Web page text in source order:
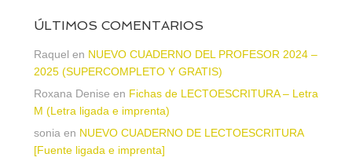
ÚLTIMOS COMENTARIOS
Raquel en NUEVO CUADERNO DEL PROFESOR 2024 –
2025 (SUPERCOMPLETO Y GRATIS)
Roxana Denise en Fichas de LECTOESCRITURA – Letra
M (Letra ligada e imprenta)
sonia en NUEVO CUADERNO DE LECTOESCRITURA
[Fuente ligada e imprenta]